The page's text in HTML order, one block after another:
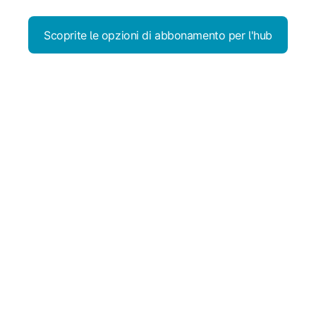
Scoprite le opzioni di abbonamento per l'hub